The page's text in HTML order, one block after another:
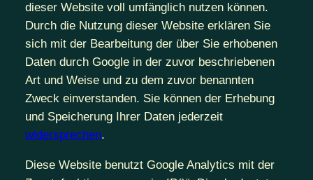
dieser Website voll umfänglich nutzen können.
Durch die Nutzung dieser Website erklären Sie
sich mit der Bearbeitung der über Sie erhobenen
Daten durch Google in der zuvor beschriebenen
Art und Weise und zu dem zuvor benannten
Zweck einverstanden. Sie können der Erhebung
und Speicherung Ihrer Daten jederzeit
widersprechen.
Diese Website benutzt Google Analytics mit der